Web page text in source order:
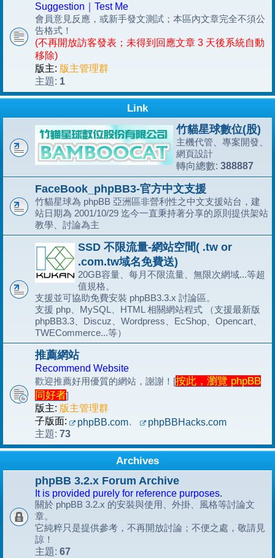
Suggestion｜Test Me
會員意見反應，或新手發文測試；本區內文章完全不須公
告格式！
(不再開放訪客發表；未得到回應文章 3 天後系統自動
移除)
版主: 版主管理群
主題: 1
Link
竹貓星球數位(股)
主機代管、專案開發、
網頁設計
轉向總數: 388887
FaceBook_phpBB3-官方中文支援
竹貓星球為 phpBB 亞洲區非營利性之中文支援站台，建
站日期為 2001/10/29 迄今一直秉持著分享的原則提供架站
教學、討論為主
SSD 不限流量-網站空間( .tw or
.com.tw域名免費送)
20GB容量、每月不限流量、無限次網域...等超
值規格。
支援並可協助免費安裝 phpBB3.3.x 討論區。
支援 php、MySQL、HTML 相關網站程式 （支援最新版
phpBB3.3、Discuz、Wordpress、EcShop、Opencart、
TWECommerce...等）
推薦網站
Recommend Website
歡迎推薦好用優質的網站，謝謝！[按此，瀏覽 phpBB
同好者]
版主: 版主管理群
子版面:
phpBB.com、
phpBBHacks.com
主題: 73
Archives
phpBB 3.2.x Forum Archive
It is provided purely for reference purposes.
關於 phpBB 3.2.x 的安裝與使用、外掛、風格等討論文
章。
它純粹只是提供參考，不再開放討論；不便之處，敬請見
諒！
主題: 67